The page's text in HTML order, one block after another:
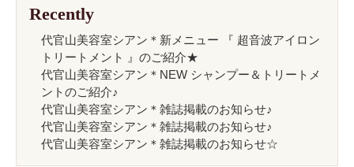
Recently
代官山美容室シアン＊新メニュー 『 超音波アイロン
トリートメント 』のご紹介★
代官山美容室シアン＊NEW シャンプー＆トリートメ
ントのご紹介♪
代官山美容室シアン＊雑誌掲載のお知らせ♪
代官山美容室シアン＊雑誌掲載のお知らせ♪
代官山美容室シアン＊雑誌掲載のお知らせ☆